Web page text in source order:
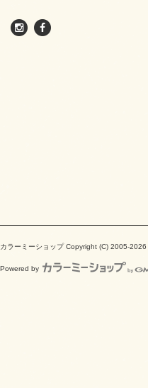
カラーミーショップCopyright (C) 2005-2026
Powered by